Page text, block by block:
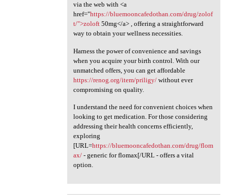
via the web with <a
href="https://bluemooncafedothan.com/drug/zolof
t/">zoloft50mg</a> , offering a straightforward
way to obtain your wellness necessities.
Harness the power of convenience and savings
when you acquire your birth control. With our
unmatched offers, you can get affordable
https://renog.org/item/priligy/without ever
compromising on quality.
I understand the need for convenient choices when
looking to get medication. For those considering
addressing their health concerns efficiently,
exploring
[URL=https://bluemooncafedothan.com/drug/flom
ax/- generic for flomax[/URL - offers a vital
option.